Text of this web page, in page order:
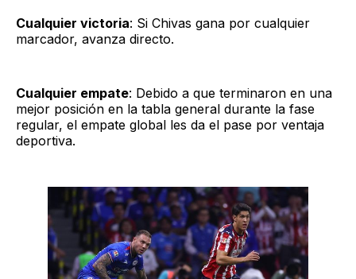
Cualquier victoria: Si Chivas gana por cualquier
marcador, avanza directo.
Cualquier empate: Debido a que terminaron en una
mejor posición en la tabla general durante la fase
regular, el empate global les da el pase por ventaja
deportiva.